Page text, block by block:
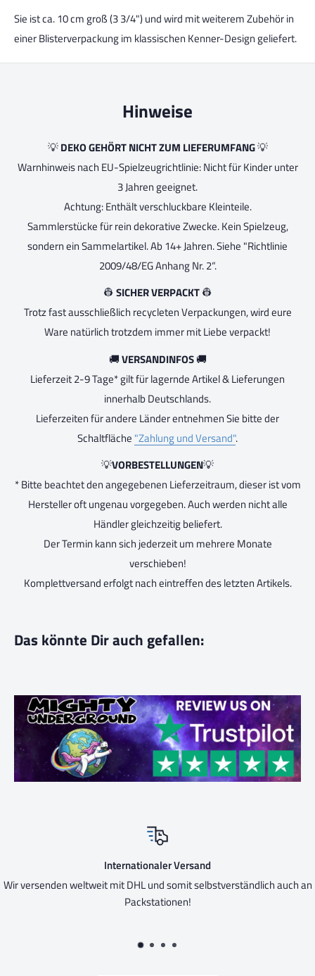
Sie ist ca. 10 cm groß (3 3/4")und wird mit weiterem Zubehör in
einer Blisterverpackung im klassischen Kenner-Design geliefert.
Hinweise
💡DEKO GEHÖRT NICHT ZUM LIEFERUMFANG💡
Warnhinweis nach EU-Spielzeugrichtlinie: Nicht für Kinder unter
3 Jahren geeignet.
Achtung: Enthält verschluckbare Kleinteile.
Sammlerstücke für rein dekorative Zwecke. Kein Spielzeug,
sondern ein Sammelartikel. Ab 14+ Jahren. Siehe "Richtlinie
2009/48/EG Anhang Nr. 2“.
👷SICHER VERPACKT👷
Trotz fast ausschließlich recycleten Verpackungen, wird eure
Ware natürlich trotzdem immer mit Liebe verpackt!
🚚VERSANDINFOS🚚
Lieferzeit 2-9 Tage* gilt für lagernde Artikel & Lieferungen
innerhalb Deutschlands.
Lieferzeiten für andere Länder entnehmen Sie bitte der
Schaltfläche "Zahlung und Versand".
💡VORBESTELLUNGEN💡
* Bitte beachtet den angegebenen Lieferzeitraum, dieser ist vom
Hersteller oft ungenau vorgegeben. Auch werden nicht alle
Händler gleichzeitig beliefert.
Der Termin kann sich jederzeit um mehrere Monate
verschieben!
Komplettversand erfolgt nach eintreffen des letzten Artikels.
Das könnte Dir auch gefallen:
auch an
Trotz fast ausschließlich recycleten
natürlich trotzdem immer mit Liebe